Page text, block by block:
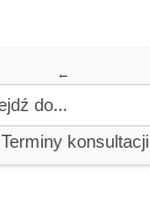
←
Terminy konsultacji